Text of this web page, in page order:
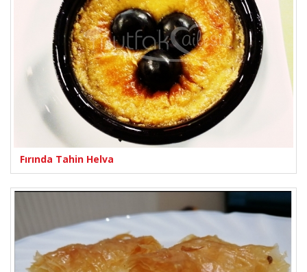
Fırında Tahin Helva